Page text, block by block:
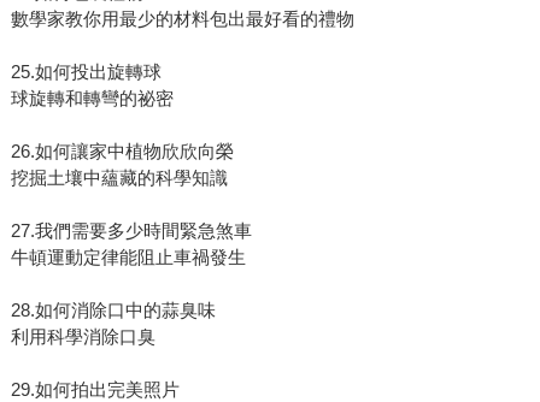
數學家教你用最少的材料包出最好看的禮物
25.如何投出旋轉球
球旋轉和轉彎的祕密
26.如何讓家中植物欣欣向榮
挖掘土壤中蘊藏的科學知識
27.我們需要多少時間緊急煞車
牛頓運動定律能阻止車禍發生
28.如何消除口中的蒜臭味
利用科學消除口臭
29.如何拍出完美照片